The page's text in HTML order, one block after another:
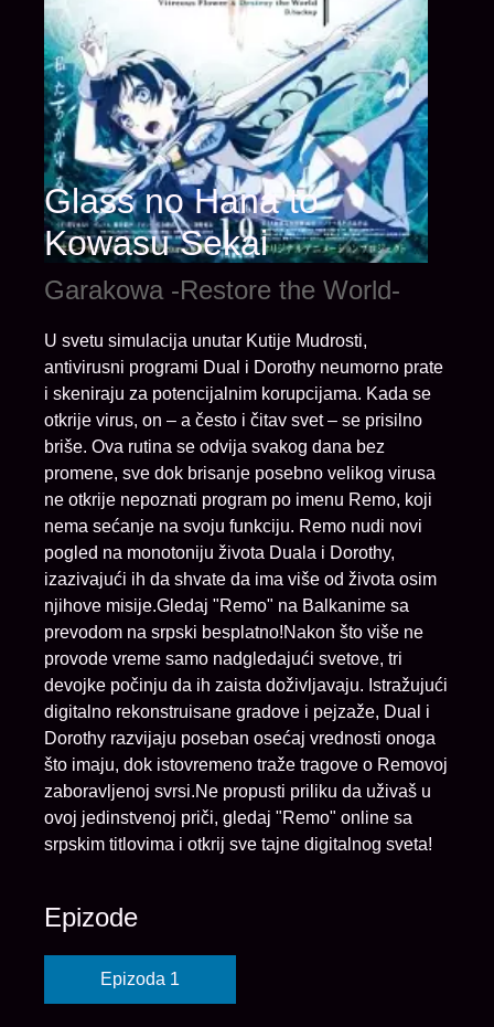
Glass no Hana to
Kowasu Sekai
Garakowa -Restore the World-
U svetu simulacija unutar Kutije Mudrosti,
antivirusni programi Dual i Dorothy neumorno prate
i skeniraju za potencijalnim korupcijama. Kada se
otkrije virus, on – a često i čitav svet – se prisilno
briše. Ova rutina se odvija svakog dana bez
promene, sve dok brisanje posebno velikog virusa
ne otkrije nepoznati program po imenu Remo, koji
nema sećanje na svoju funkciju. Remo nudi novi
pogled na monotoniju života Duala i Dorothy,
izazivajući ih da shvate da ima više od života osim
njihove misije.Gledaj "Remo" na Balkanime sa
prevodom na srpski besplatno!Nakon što više ne
provode vreme samo nadgledajući svetove, tri
devojke počinju da ih zaista doživljavaju. Istražujući
digitalno rekonstruisane gradove i pejzaže, Dual i
Dorothy razvijaju poseban osećaj vrednosti onoga
što imaju, dok istovremeno traže tragove o Removoj
zaboravljenoj svrsi.Ne propusti priliku da uživaš u
ovoj jedinstvenoj priči, gledaj "Remo" online sa
srpskim titlovima i otkrij sve tajne digitalnog sveta!
Epizode
Epizoda 1